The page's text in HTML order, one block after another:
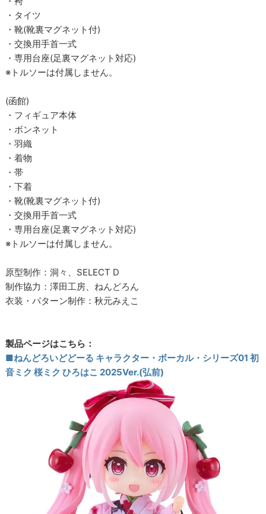
・タイツ
・靴(靴裏マグネット付)
・交換用手首一式
・専用台座(足裏マグネット対応)
※トルソーは付属しません。
(函館)
・フィギュア本体
・ボンネット
・羽織
・着物
・帯
・下着
・靴(靴裏マグネット付)
・交換用手首一式
・専用台座(足裏マグネット対応)
※トルソーは付属しません。
原型制作：洞々、SELECT D
制作協力：澤田工房、ねんどろん
衣装・パターン制作：秋元みえこ
製品ページはこちら：
■ねんどろいどどーる キャラクター・ボーカル・シリーズ01 初
音ミク 桜ミク ひろはこ 2025Ver.(弘前)